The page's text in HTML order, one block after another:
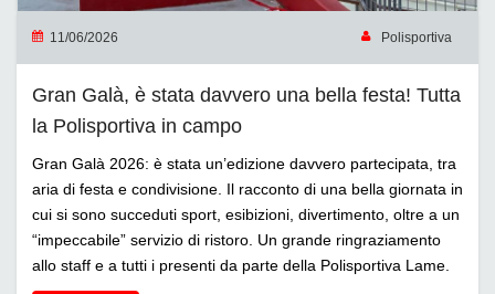
11/06/2026 Polisportiva
Gran Galà, è stata davvero una bella festa! Tutta
la Polisportiva in campo
Gran Galà 2026: è stata un’edizione davvero partecipata, tra
aria di festa e condivisione. Il racconto di una bella giornata in
cui si sono succeduti sport, esibizioni, divertimento, oltre a un
“impeccabile” servizio di ristoro. Un grande ringraziamento
allo staff e a tutti i presenti da parte della Polisportiva Lame.